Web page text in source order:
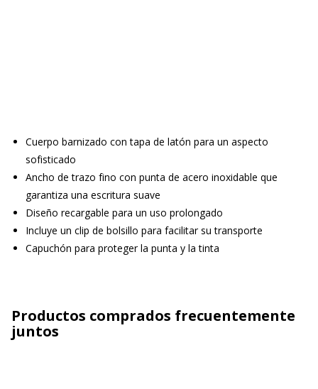
Cuerpo barnizado con tapa de latón para un aspecto
sofisticado
Ancho de trazo fino con punta de acero inoxidable que
garantiza una escritura suave
Diseño recargable para un uso prolongado
Incluye un clip de bolsillo para facilitar su transporte
Capuchón para proteger la punta y la tinta
Productos comprados frecuentemente
juntos